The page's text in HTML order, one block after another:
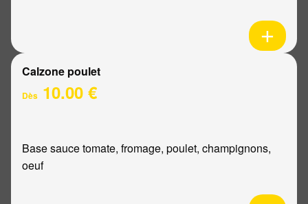
Calzone poulet
Dès 10.00 €
Base sauce tomate, fromage, poulet, champignons,
oeuf